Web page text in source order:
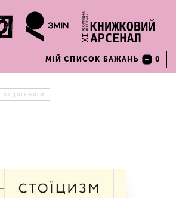
МІЙ СПИСОК БАЖАНЬ 0
АУДІОКНИГИ